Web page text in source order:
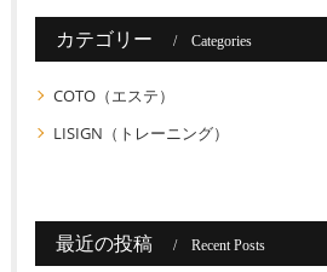
カテゴリー Categories
COTO（エステ）
LISIGN（トレーニング）
最近の投稿 Recent Posts